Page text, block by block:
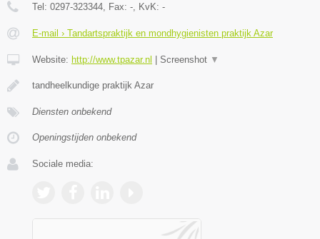
Tel: 0297-323344 , Fax: - , KvK: -
E-mail › Tandartspraktijk en mondhygienisten praktijk Azar
Website: http://www.tpazar.nl Screenshot ▼
tandheelkundige praktijk Azar
Diensten onbekend
Openingstijden onbekend
Sociale media: